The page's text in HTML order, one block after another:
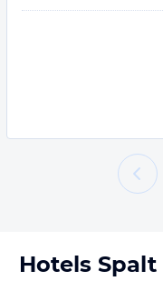
Hotels Spalt